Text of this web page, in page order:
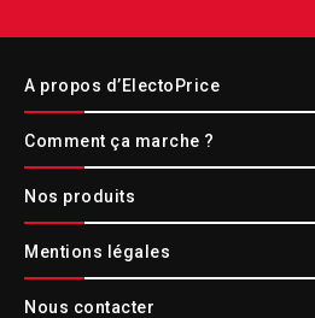
A propos d’ElectoPrice
Comment ça marche ?
Nos produits
Mentions légales
Nous contacter